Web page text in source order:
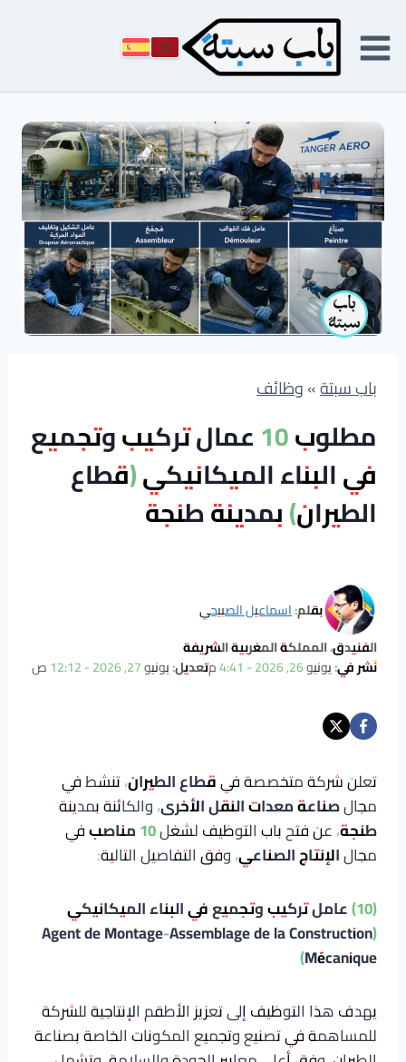
إلى
المحتوى
باب سبتة»وظائف
مطلوب 10 عمال تركيب وتجميع
في البناء الميكانيكي (قطاع
الطيران) بمدينة طنجة
بقلم:اسماعيل الصبيحي
الفنيدق، المملكة المغربية الشريفة
نُشر في:يونيو 26, 2026 - 4:41 م تعديل:يونيو 27, 2026 - 12:12 ص
تعلن شركة متخصصة فيقطاع الطيران، تنشط في
مجالصناعة معدات النقل الأخرى، والكائنة بمدينة
طنجة، عن فتح باب التوظيف لشغل10 مناصب
في
مجالالإنتاج الصناعي، وفق التفاصيل التالية:
(10) عامل تركيب وتجميع في البناء الميكانيكي
(Agent de Montage-Assemblage de la Construction
Mécanique)
يهدف هذا التوظيف إلى تعزيز الأطقم الإنتاجية للشركة
للمساهمة في تصنيع وتجميع المكونات الخاصة بصناعة